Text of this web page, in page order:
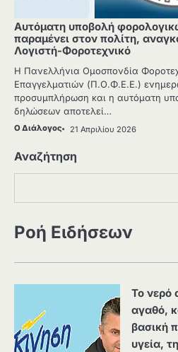
Αυτόματη υποβολή
παραμένει στον πολίτη,
Λογιστή-Φοροτεχνικό
Η Πανελλήνια Ομοσπονδία
Επαγγελματιών (Π.Ο.Φ.Ε.Ε.)
προσυμπλήρωση και η αυτόματη
δηλώσεων αποτελεί…
Ο Διάλογος 21 Απριλίου 2026
Αναζήτηση
Ροή Ειδήσεων
Το νερό
αγαθό,
βασική
υγεία,